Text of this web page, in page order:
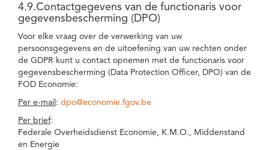
4.9.Contactgegevens van de functionaris voor
gegevensbescherming (DPO)
Voor elke vraag over de verwerking van uw
persoonsgegevens en de uitoefening van uw rechten onder
de GDPR kunt u contact opnemen met de functionaris voor
gegevensbescherming (Data Protection Officer, DPO) van de
FOD Economie:
Per e-mail : dpo@economie.fgov.be
Per brief:
Federale Overheidsdienst Economie, K.M.O., Middenstand
en Energie